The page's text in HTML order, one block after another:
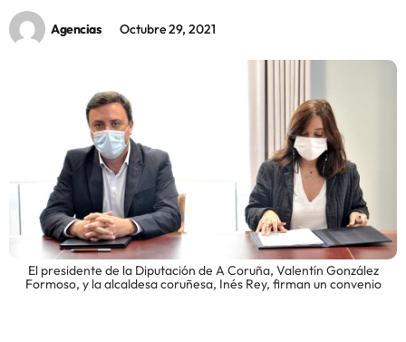
Agencias Octubre 29, 2021
El presidente de la Diputación de A Coruña, Valentín González
Formoso, y la alcaldesa coruñesa, Inés Rey, firman un convenio